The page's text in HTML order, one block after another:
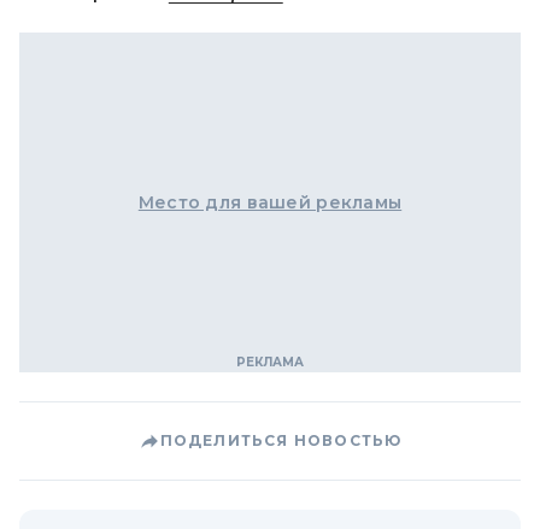
Место для вашей рекламы
ПОДЕЛИТЬСЯ НОВОСТЬЮ